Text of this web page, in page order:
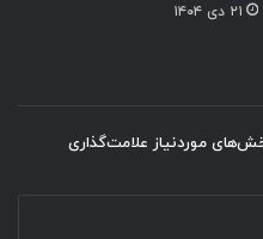
۲۱ دی ۱۴۰۴
موردنیاز علامت‌گذاری